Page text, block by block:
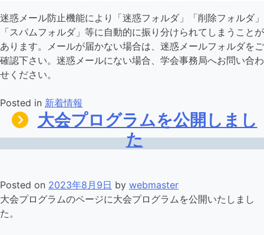
迷惑メール防止機能により「迷惑フォルダ」「削除フォルダ」
「スパムフォルダ」等に自動的に振り分けられてしまうことが
あります。メールが届かない場合は、迷惑メールフォルダをご
確認下さい。迷惑メールにない場合、学会事務局へお問い合わ
せください。
Posted in 新着情報
大会プログラムを公開しまし
た
Posted on 2023年8月9日 by webmaster
大会プログラムのページに大会プログラムを公開いたしまし
た。